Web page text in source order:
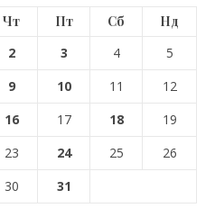
Чт Пт Сб
Нд
2 3 4
5
9 10 11
12
16 17 18
19
23 24 25
26
30 31